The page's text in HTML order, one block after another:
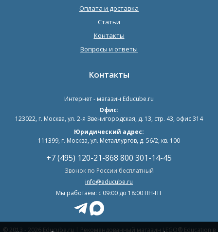
Оплата и доставка
Статьи
Контакты
Вопросы и ответы
Контакты
Интернет - магазин Educube.ru
Офис:
123022, г. Москва, ул. 2-я Звенигородская, д. 13, стр. 43, офис 314
Юридический адрес:
111399, г. Москва, ул. Металлургов, д. 56/2, кв. 100
+7 (495) 120-21-868 800 301-14-45
Звонок по России бесплатный
info@educube.ru
Мы работаем: c 09:00 до 18:00 ПН-ПТ
© 2013 - 2026 Educube.ru | Рекомендованный магазин LEGO® Education в